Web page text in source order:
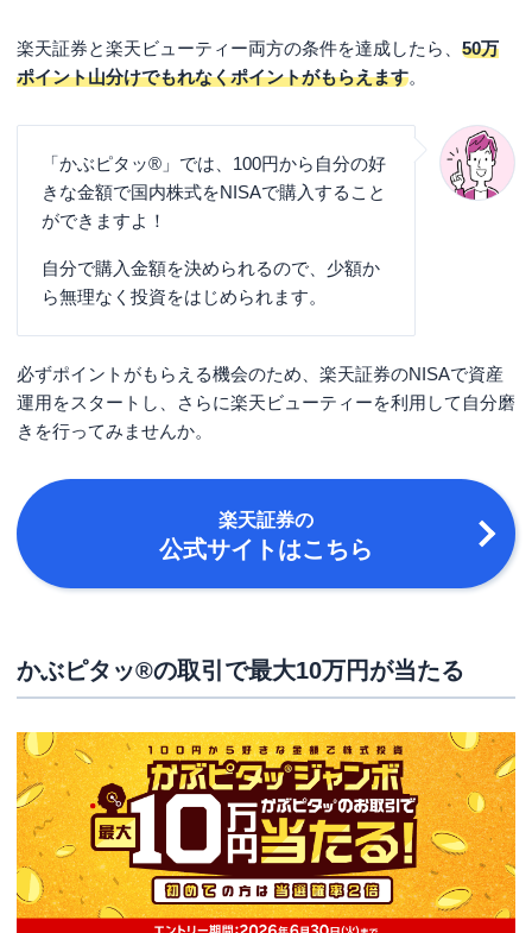
楽天証券と楽天ビューティー両方の条件を達成したら、 50万
ポイント山分けでもれなくポイントがもらえます。
「かぶピタッ®」では、100円から自分の好
きな金額で国内株式をNISAで購入すること
ができますよ！
自分で購入金額を決められるので、少額か
ら無理なく投資をはじめられます。
必ずポイントがもらえる機会のため、楽天証券のNISAで資産
運用をスタートし、さらに楽天ビューティーを利用して自分磨
きを行ってみませんか。
楽天証券の
公式サイトはこちら
かぶピタッ®の取引で最大10万円が当たる